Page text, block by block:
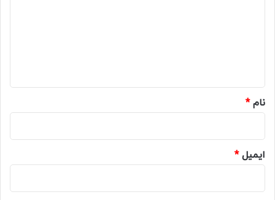
نام*
ایمیل*